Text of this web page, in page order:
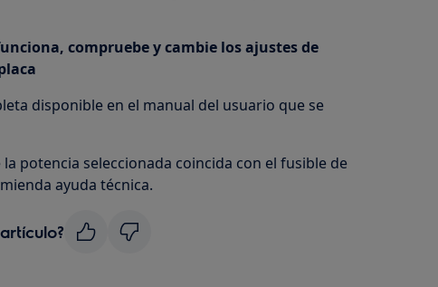
compruebe y cambie los ajustes de
disponible en el manual del usuario que se
potencia seleccionada coincida con el fusible de
ayuda técnica.